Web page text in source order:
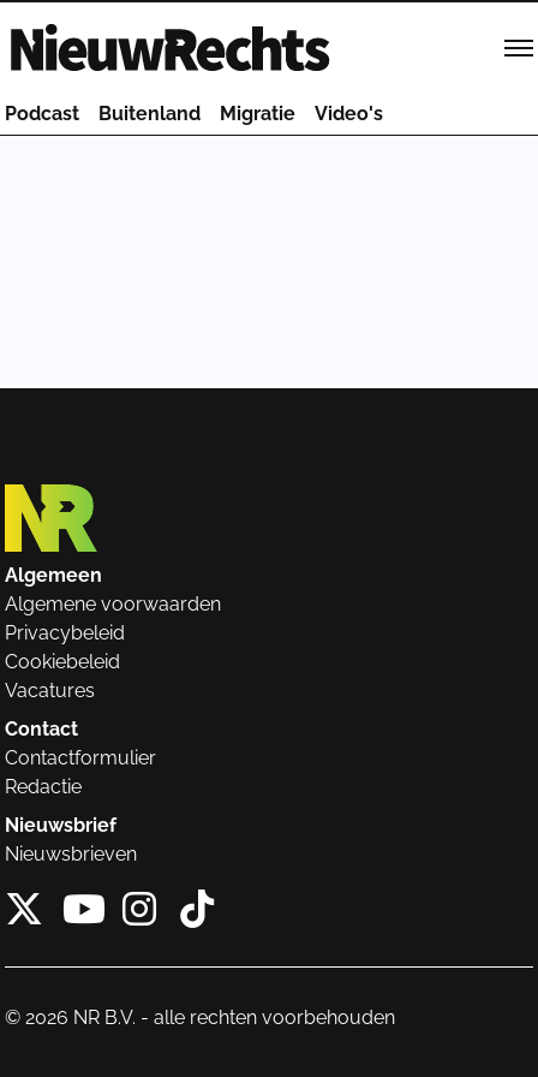
Homepage van NieuwRechts
Podcast Buitenland Migratie Video's
Algemeen
Algemene voorwaarden
Privacybeleid
Cookiebeleid
Vacatures
Contact
Contactformulier
Redactie
Nieuwsbrief
Nieuwsbrieven
X van NieuwRechts
Instagram van
Tiktok van
© 2026 NR B.V. - alle rechten voorbehouden